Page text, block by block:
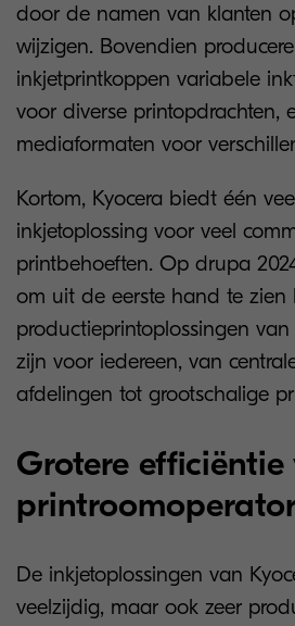
door de namen van klanten
wijzigen. Bovendien
inkjetprintkoppen variabele
voor diverse printopdrachten,
mediaformaten voor
Kortom, Kyocera biedt één
inkjetoplossing voor veel
printbehoeften. Op drupa
om uit de eerste hand te zien
productieprintoplossingen van
zijn voor iedereen, van
afdelingen tot grootschalige
Grotere efficiëntie
De inkjetoplossingen van
veelzijdig, maar ook zeer